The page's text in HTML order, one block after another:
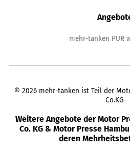
mehr-tanken PUR
© 2026 mehr-tanken ist Teil der
Co.KG
Weitere Angebote der Motor
Co. KG & Motor Presse
deren